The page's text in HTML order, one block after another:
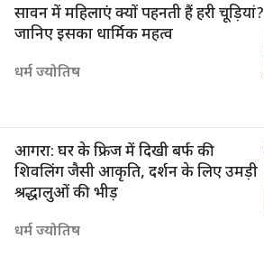
सावन में महिलाएं क्यों पहनती हैं हरी चूड़ियां?
जानिए इसका धार्मिक महत्व
धर्म ज्योतिष
आगरा: घर के फ्रिज में दिखी बर्फ की
शिवलिंग जैसी आकृति, दर्शन के लिए उमड़ी
श्रद्धालुओं की भीड़
धर्म ज्योतिष